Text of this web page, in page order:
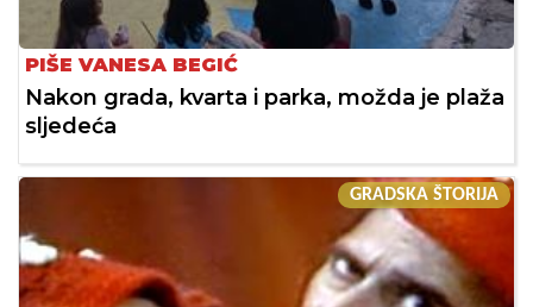
PIŠE VANESA BEGIĆ
Nakon grada, kvarta i parka, možda je plaža
sljedeća
GRADSKA ŠTORIJA